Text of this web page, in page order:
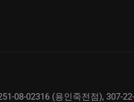
08-02316 (용인죽전점), 307-